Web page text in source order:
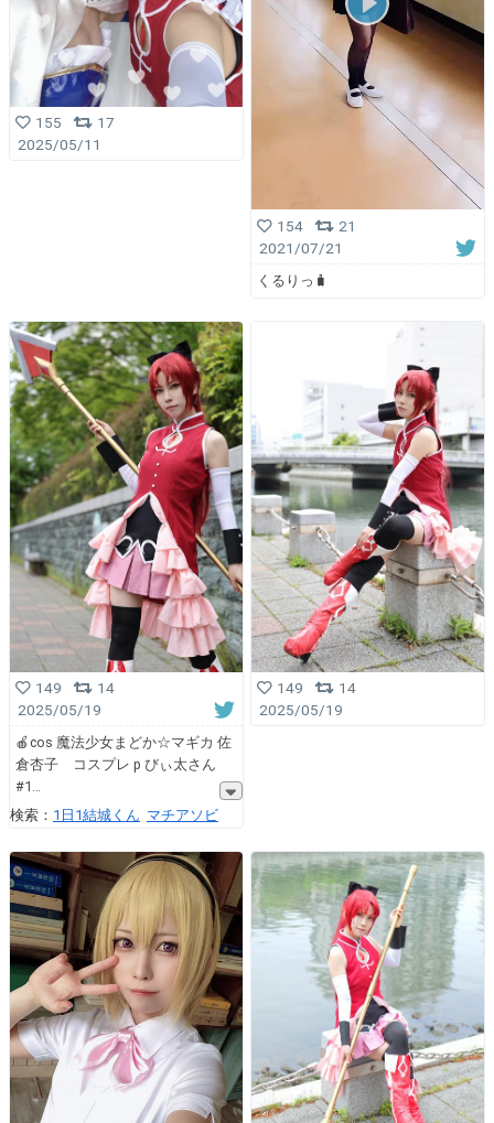
155
17
2025/05/11
154
21
2021/07/21
くるりっ🧳
149
14
2025/05/19
🍎cos 魔法少女まどか☆マギカ 佐
倉杏子 コスプレ p びぃ太さん
#1
検索： 1日1結城くん マチアソビ
149
14
2025/05/19